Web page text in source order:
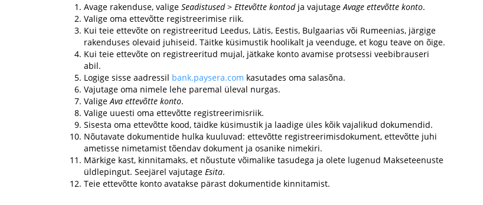
Avage rakenduse, valige Seadistused> Ettevõtte kontodja vajutageAvage ettevõtte konto.
Valige oma ettevõtte registreerimise riik.
Kui teie ettevõte on registreeritud Leedus, Lätis, Eestis, Bulgaarias või Rumeenias, järgige
rakenduses olevaid juhiseid. Täitke küsimustik hoolikalt ja veenduge, et kogu teave on õige.
Kui teie ettevõte on registreeritud mujal, jätkake konto avamise protsessi veebibrauseri
abil.
Logige sisse aadressil bank.paysera.com kasutades oma salasõna.
Vajutage oma nimele lehe paremal üleval nurgas.
ValigeAva ettevõtte konto.
Valige uuesti oma ettevõtte registreerimisriik.
Sisesta oma ettevõtte kood, täidke küsimustik ja laadige üles kõik vajalikud dokumendid.
Nõutavate dokumentide hulka kuuluvad: ettevõtte registreerimisdokument, ettevõtte juhi
ametisse nimetamist tõendav dokument ja osanike nimekiri.
Märkige kast, kinnitamaks, et nõustute võimalike tasudega ja olete lugenud Makseteenuste
üldlepingut. Seejärel vajutage Esita.
Teie ettevõtte konto avatakse pärast dokumentide kinnitamist.